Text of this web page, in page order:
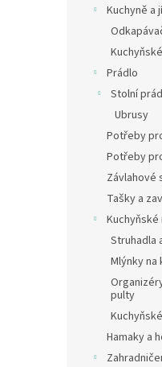
Kuchyně a
Prádlo
Stolní
Ubrusy
Potřeby
Potřeby
Závlahové
Tašky a
Struhadla
Mlýnky na
pulty
Hamaky a